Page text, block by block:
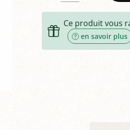
Ce produit vous
en savoir plus